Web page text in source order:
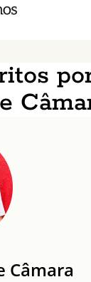
Câmara